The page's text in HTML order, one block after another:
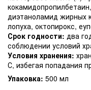
диэтаноламид жирных
лопуха, октопирокс,
Срок годности: два
соблюдении условий
Условия хранения:
С, избегая попадания
Упаковка: 500 мл